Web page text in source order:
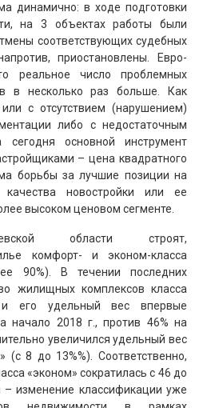
динамично: в ходе подготовки
на 3 объектах работы были
соответствующих судебных
приостановлены. Евро-
реальное число проблемных
в несколько раз больше. Как
с отсутствием (нарушением)
либо с недостаточным
сегодня основной инструмент
– цена квадратного
борьбы за лучшие позиции на
новостройки или ее
высоком ценовом сегменте.
области строят,
комфорт- и эконом-класса
90%). В течении последних
жилищных комплексов класса
и его удельный вес впервые
начало 2018 г., против 46% на
увеличился удельный вес
(с 8 до 13%%). Соответственно,
«эконом» сократилась с 46 до
– изменение классификации уже